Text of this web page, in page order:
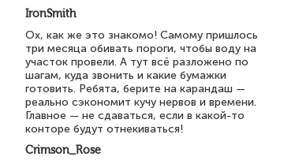
IronSmith
Ох, как же это знакомо! Самому пришлось
три месяца обивать пороги, чтобы воду на
участок провели. А тут всё разложено по
шагам, куда звонить и какие бумажки
готовить. Ребята, берите на карандаш —
реально сэкономит кучу нервов и времени.
Главное — не сдаваться, если в какой-то
конторе будут отнекиваться!
Crimson_Rose